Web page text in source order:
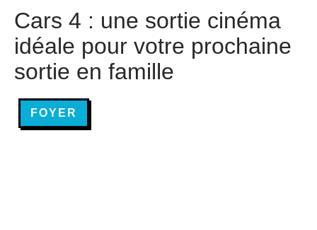
Cars 4 : une sortie cinéma
idéale pour votre prochaine
sortie en famille
FOYER